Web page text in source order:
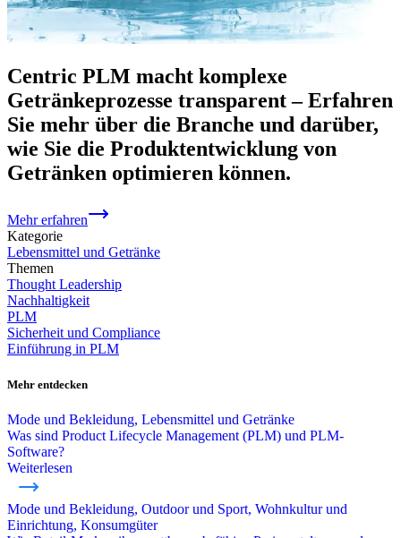
Centric PLM macht komplexe
Getränkeprozesse transparent – Erfahren
Sie mehr über die Branche und darüber,
wie Sie die Produktentwicklung von
Getränken optimieren können.
Mehr erfahren
Kategorie
Lebensmittel und Getränke
Themen
Thought Leadership
Nachhaltigkeit
PLM
Sicherheit und Compliance
Einführung in PLM
Mehr entdecken
Mode und Bekleidung, Lebensmittel und Getränke
Was sind Product Lifecycle Management (PLM) und PLM-
Software?
Weiterlesen
Mode und Bekleidung, Outdoor und Sport, Wohnkultur und
Einrichtung, Konsumgüter